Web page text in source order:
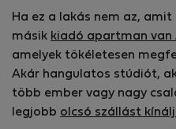
Ha ez a lakás nem az,
másik kiadó apartman van
amelyek tökéletesen
Akár hangulatos stúdiót,
több ember vagy nagy
legjobb olcsó szállást